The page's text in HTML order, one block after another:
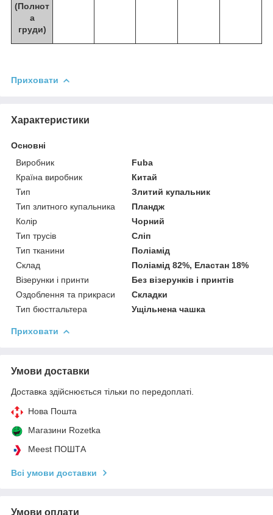
(Полнот
а
груди)
Приховати
Характеристики
Основні
Виробник
Fuba
Країна виробник
Китай
Тип
Злитий купальник
Тип злитного купальника
Пландж
Колір
Чорний
Тип трусів
Сліп
Тип тканини
Поліамід
Склад
Поліамід 82%, Еластан 18%
Візерунки і принти
Без візерунків і принтів
Оздоблення та прикраси
Складки
Тип бюстгальтера
Ущільнена чашка
Приховати
Умови доставки
Доставка здійснюється тільки по передоплаті.
Нова Пошта
Магазини Rozetka
Meest ПОШТА
Всі умови доставки
Умови оплати